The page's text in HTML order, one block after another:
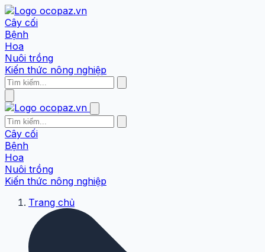
Cây cối
Bệnh
Hoa
Nuôi trồng
Kiến thức nông nghiệp
Cây cối
Bệnh
Hoa
Nuôi trồng
Kiến thức nông nghiệp
Trang chủ